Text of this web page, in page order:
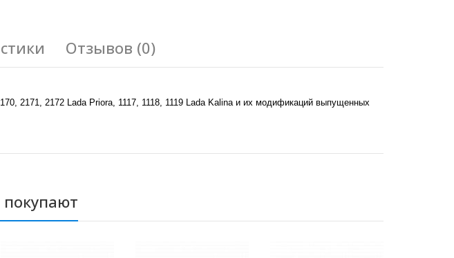
Отзывов (0)
2171, 2172 Lada Priora, 1117, 1118, 1119 Lada Kalina и их модификаций выпущенных
покупают